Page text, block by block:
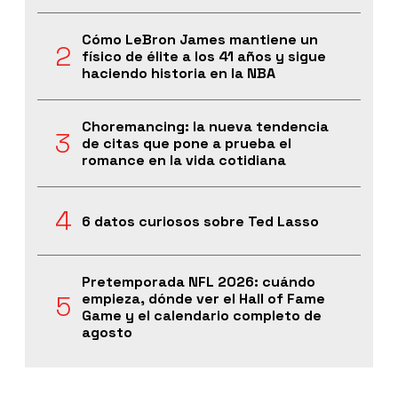
Cómo LeBron James mantiene un
físico de élite a los 41 años y sigue
haciendo historia en la NBA
Choremancing: la nueva tendencia
de citas que pone a prueba el
romance en la vida cotidiana
6 datos curiosos sobre Ted Lasso
Pretemporada NFL 2026: cuándo
empieza, dónde ver el Hall of Fame
Game y el calendario completo de
agosto